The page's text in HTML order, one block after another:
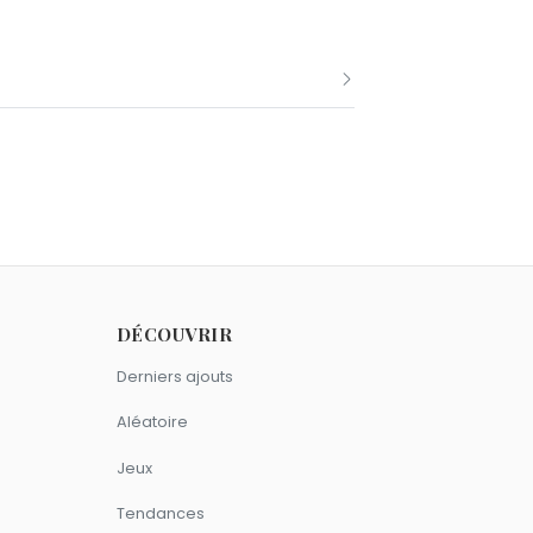
DÉCOUVRIR
Derniers ajouts
Aléatoire
Jeux
Tendances